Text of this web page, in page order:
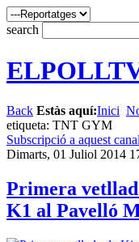
search
Back Estàs aquí:Inici
etiqueta: TNT GYM
Subscripció a aquest
Dimarts, 01 Juliol 2014
Primera
K1 al Pavelló